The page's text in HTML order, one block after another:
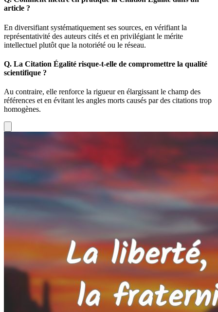
article ?
En diversifiant systématiquement ses sources, en vérifiant la
représentativité des auteurs cités et en privilégiant le mérite
intellectuel plutôt que la notoriété ou le réseau.
Q. La Citation Égalité risque-t-elle de compromettre la qualité
scientifique ?
Au contraire, elle renforce la rigueur en élargissant le champ des
références et en évitant les angles morts causés par des citations trop
homogènes.